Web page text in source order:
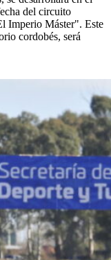
del circuito
Imperio Máster". Este
cordobés, será